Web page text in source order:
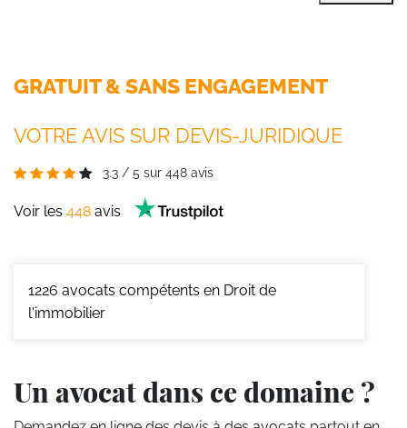
GRATUIT & SANS ENGAGEMENT
VOTRE AVIS SUR DEVIS-JURIDIQUE
3.3 / 5 sur 448 avis
Voir les 448 avis
1226 avocats compétents en Droit de
l'immobilier
Un avocat dans ce domaine ?